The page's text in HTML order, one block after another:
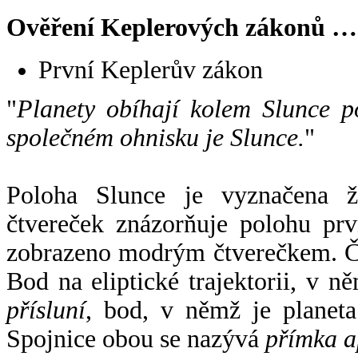
Ověření Keplerových zákonů …
První Keplerův zákon
"Planety obíhají kolem Slunce
společném ohnisku je Slunce."
Poloha Slunce je vyznačena
čtvereček znázorňuje polohu
zobrazeno modrým čtverečkem.
Bod na eliptické trajektorii, v
přísluní, bod, v němž je
Spojnice obou se nazývá přímka